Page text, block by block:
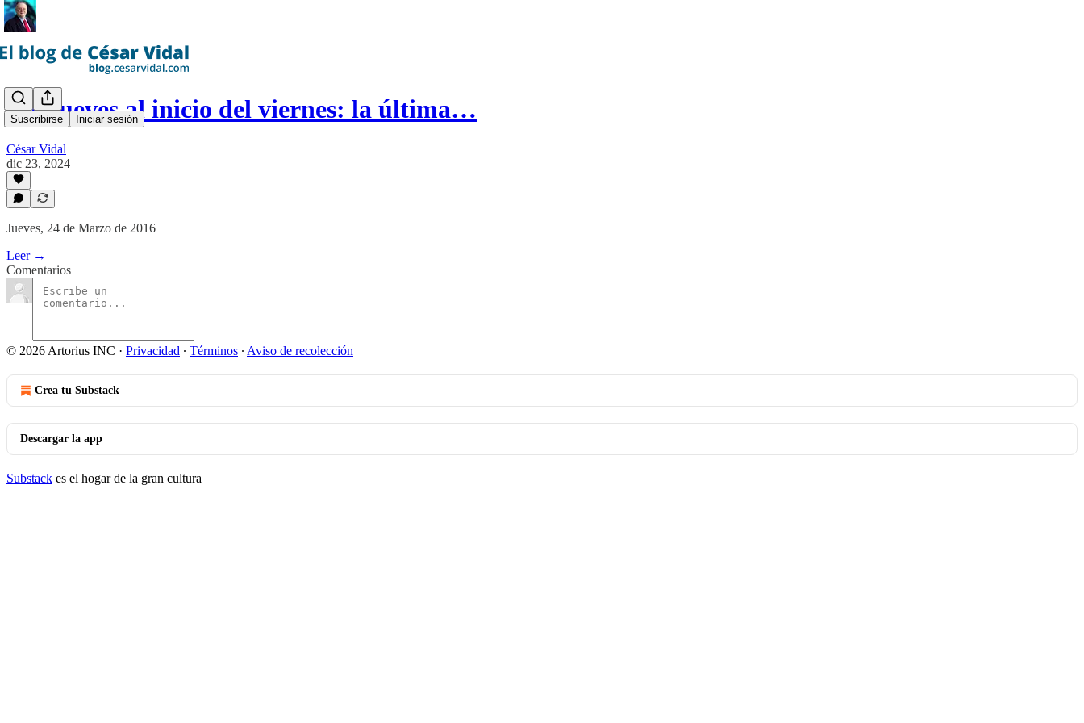
Suscribirse Iniciar sesión
Del jueves al inicio del viernes: la última…
César Vidal
dic 23, 2024
Jueves, 24 de Marzo de 2016
Leer →
Comentarios
© 2026 Artorius INC · Privacidad ∙ Términos ∙ Aviso de recolección
Crea tu Substack
Descargar la app
Substack es el hogar de la gran cultura